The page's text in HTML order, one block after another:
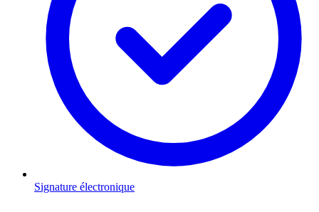
Signature électronique